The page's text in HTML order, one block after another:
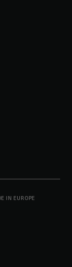
IN EUROPE